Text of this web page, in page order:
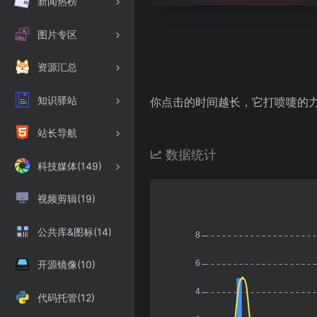
图片专区
资源汇总
知识驿站
站长导航
科技媒体(149)
视频剪辑(19)
公共库&图标(14)
开源镜像(10)
代码托管(12)
你点击的时间越长，它打喷嚏的
数据统计